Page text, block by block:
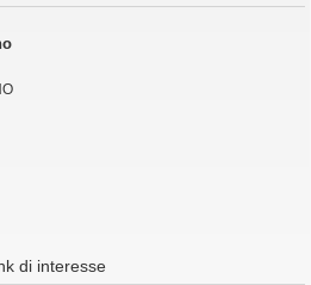
di interesse